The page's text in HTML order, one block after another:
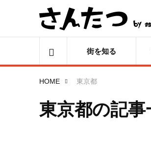
街を知る
HOME 東京都
東京都の記